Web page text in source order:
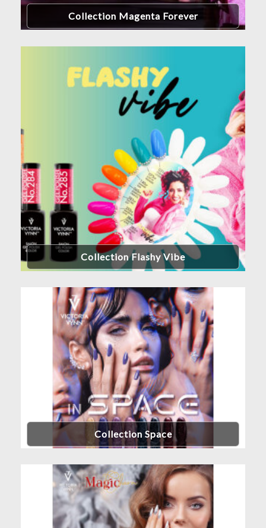
Collection Magenta Forever
Collection Flashy Vibe
Collection Space